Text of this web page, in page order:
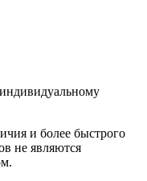
и более быстрого
не являются